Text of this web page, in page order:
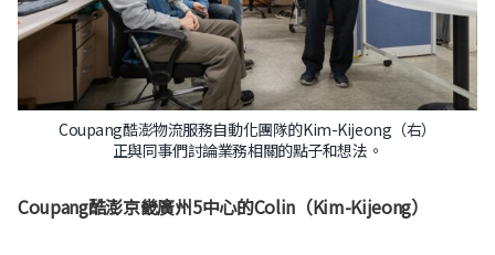
Coupang酷澎物流服務自動化團隊的Kim-Kijeong（右）
正與同事們討論業務相關的點子和想法。
Coupang酷澎京畿廣州5中心的Colin（Kim-Kijeong）